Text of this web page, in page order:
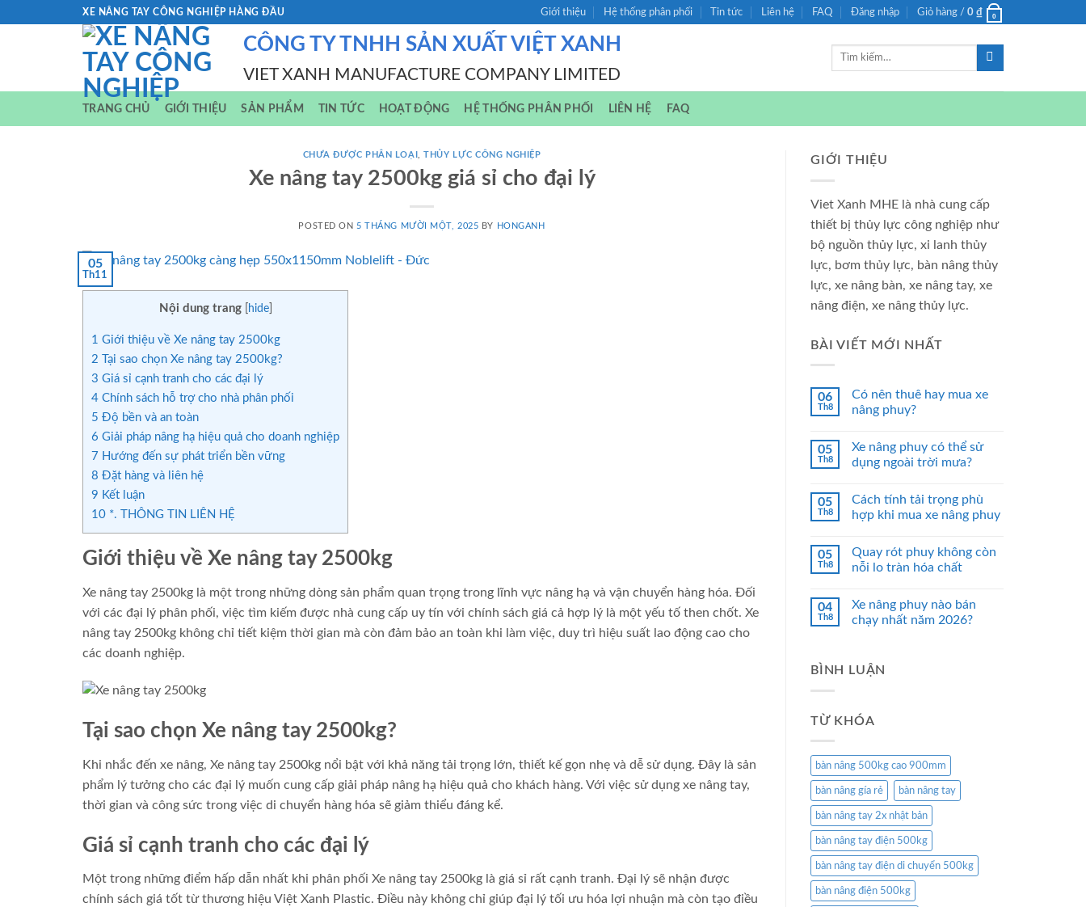
XE NÂNG TAY CÔNG NGHIỆP HÀNG ĐẦU Giới thiệu Hệ thống phân phối Tin tức Liên hệ FAQ Đăng nhập Giỏ hàng / 0 ₫ 0
CÔNG TY TNHH SẢN XUẤT VIỆT XANH
VIET XANH MANUFACTURE COMPANY LIMITED
Tìm
TRANG CHỦ GIỚI THIỆU SẢN PHẨM TIN TỨC HOẠT ĐỘNG HỆ THỐNG PHÂN PHỐI LIÊN HỆ FAQ
CHƯA ĐƯỢC PHÂN LOẠI ,THỦY LỰC CÔNG NGHIỆP
Xe nâng tay 2500kg giá sỉ cho đại lý
POSTED ON 5 THÁNG MƯỜI MỘT, 2025 BY HONGANH
05
Th11
Nội dung trang hide]
1 Giới thiệu về Xe nâng tay 2500kg
2 Tại sao chọn Xe nâng tay 2500kg?
3 Giá sỉ cạnh tranh cho các đại lý
4 Chính sách hỗ trợ cho nhà phân phối
5 Độ bền và an toàn
6 Giải pháp nâng hạ hiệu quả cho doanh nghiệp
7 Hướng đến sự phát triển bền vững
8 Đặt hàng và liên hệ
9 Kết luận
10 *. THÔNG TIN LIÊN HỆ
Giới thiệu về Xe nâng tay 2500kg
Xe nâng tay 2500kg là một trong những dòng sản phẩm quan trọng trong lĩnh vực nâng hạ và vận chuyển hàng hóa. Đối
với các đại lý phân phối, việc tìm kiếm được nhà cung cấp uy tín với chính sách giá cả hợp lý là một yếu tố then chốt. Xe
nâng tay 2500kg không chỉ tiết kiệm thời gian mà còn đảm bảo an toàn khi làm việc, duy trì hiệu suất lao động cao cho
các doanh nghiệp.
Tại sao chọn Xe nâng tay 2500kg?
Khi nhắc đến xe nâng, Xe nâng tay 2500kg nổi bật với khả năng tải trọng lớn, thiết kế gọn nhẹ và dễ sử dụng. Đây là sản
phẩm lý tưởng cho các đại lý muốn cung cấp giải pháp nâng hạ hiệu quả cho khách hàng. Với việc sử dụng xe nâng tay,
thời gian và công sức trong việc di chuyển hàng hóa sẽ giảm thiểu đáng kể.
Giá sỉ cạnh tranh cho các đại lý
Một trong những điểm hấp dẫn nhất khi phân phối Xe nâng tay 2500kg là giá sỉ rất cạnh tranh. Đại lý sẽ nhận được
chính sách giá tốt từ thương hiệu Việt Xanh Plastic. Điều này không chỉ giúp đại lý tối ưu hóa lợi nhuận mà còn tạo điều
GIỚI THIỆU
Viet Xanh MHE là nhà cung cấp
thiết bị thủy lực công nghiệp như
bộ nguồn thủy lực, xi lanh thủy
lực, bơm thủy lực, bàn nâng thủy
lực, xe nâng bàn, xe nâng tay, xe
nâng điện, xe nâng thủy lực.
BÀI VIẾT MỚI NHẤT
06
Th8
Có nên thuê hay mua xe
nâng phuy?
05
Th8
Xe nâng phuy có thể sử
dụng ngoài trời mưa?
05
Th8
Cách tính tải trọng phù
hợp khi mua xe nâng phuy
05
Th8
Quay rót phuy không còn
nỗi lo tràn hóa chất
04
Th8
Xe nâng phuy nào bán
chạy nhất năm 2026?
BÌNH LUẬN
TỪ KHÓA
bàn nâng 500kg cao 900mm
bàn nâng gía rẻ bàn nâng tay
bàn nâng tay 2x nhật bản
bàn nâng tay điện 500kg
bàn nâng tay điện di chuyển 500kg
bàn nâng điện 500kg